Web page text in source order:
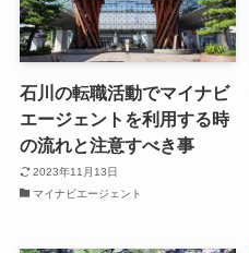
石川の転職活動でマイナビ
エージェントを利用する時
の流れと注意すべき事
2023年11月13日
マイナビエージェント